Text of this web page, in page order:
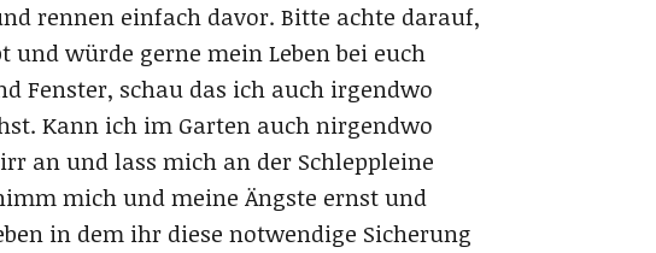
rennen einfach davor. Bitte achte darauf,
würde gerne mein Leben bei euch
Fenster, schau das ich auch irgendwo
Kann ich im Garten auch nirgendwo
an und lass mich an der Schleppleine
mich und meine Ängste ernst und
in dem ihr diese notwendige Sicherung